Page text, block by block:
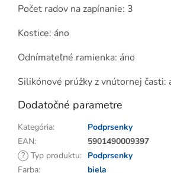
Počet radov na zapínanie: 3
Kostice: áno
Odnímateľné ramienka: áno
Silikónové prúžky z vnútornej časti:
Dodatočné parametre
Kategória:
Podprsenky
EAN:
5901490009397
? Typ produktu: Podprsenky
Farba:
biela